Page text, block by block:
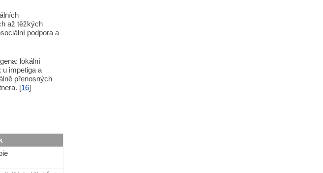
až těžkých
podpora a
lokální
impetiga a
přenosných
[16]